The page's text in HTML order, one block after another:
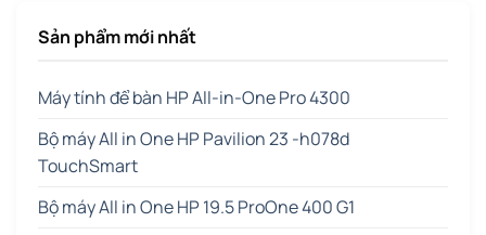
Sản phẩm mới nhất
Máy tính để bàn HP All-in-One Pro 4300
Bộ máy All in One HP Pavilion 23 -h078d
TouchSmart
Bộ máy All in One HP 19.5 ProOne 400 G1